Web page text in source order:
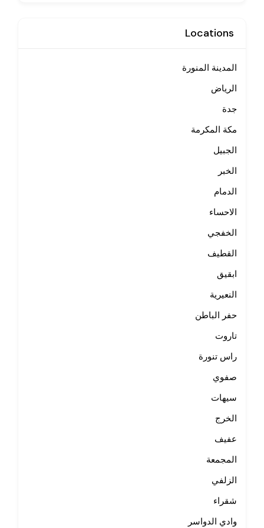
Locations
المدينة المنورة
الرياض
جدة
مكة المكرمة
الجبيل
الخبر
الدمام
الاحساء
الخفجي
القطيف
ابقيق
النعيرية
حفر الباطن
تاروت
راس تنورة
صفوي
سيهات
الخرج
عفيف
المجمعة
الزلفي
شقراء
وادي الدواسر